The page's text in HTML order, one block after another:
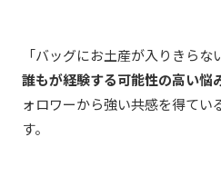
「バッグにお土産が入りきらな
誰もが経験する可能性の高い悩
ォロワーから強い共感を得てい
す。